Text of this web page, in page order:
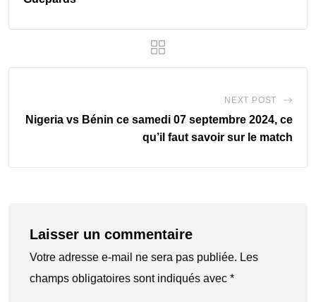
NEXT POST
Nigeria vs Bénin ce samedi 07 septembre 2024, ce
qu’il faut savoir sur le match
Laisser un commentaire
Votre adresse e-mail ne sera pas publiée. Les
champs obligatoires sont indiqués avec *